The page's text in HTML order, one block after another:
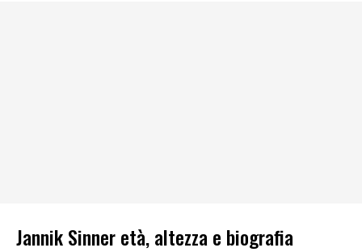
Jannik Sinner età, altezza e biografia